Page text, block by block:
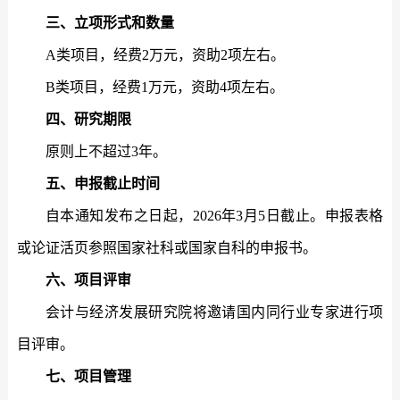
三、立项形式和数量
A类项目，经费2万元，资助2项左右。
B类项目，经费1 万元，资助4项左右。
四、研究期限
原则上不超过3年。
五、申报截止时间
自本通知发布之日起， 2026年3月 5 日截止。申报表格
或论证活页参照国家社科或国家自科的申报书。
六、项目评审
会计与经济发展研究院将邀请国内同行业专家进行项
目评审。
七、项目管理